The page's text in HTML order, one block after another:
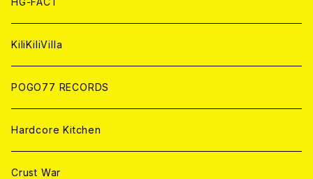
ANALOG
KiliKiliVilla
POGO77 RECORDS
Hardcore Kitchen
Crust War